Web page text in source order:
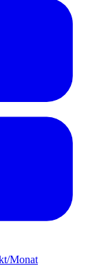
Monat